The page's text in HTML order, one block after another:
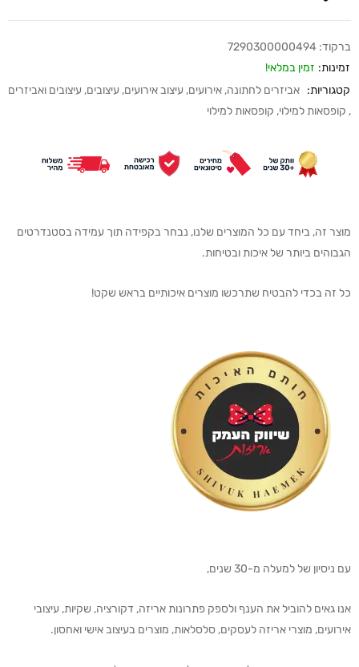
ברקוד: 7290300000494
זמינות: זמין במלאי!
קטגוריות: אביזרים לחתונה, אירועים, עיצוב אירועים, עיצובים, עיצובים ואביזרים
, קופסאות למילוי, קופסאות למילוי
מוצר זה, ביחד עם כל המוצרים שלנו, נבחר בקפידה תוך עמידה בסטנדרטים
הגבוהים ביותר של איכות ובטיחות.
כל זה בכדי להבטיח שתרכשו מוצרים איכותיים בראש שקט!
עם ניסיון של למעלה מ-30 שנים,
אנו גאים להוביל את הענף ולספק פתרונות אריזה, דקורציה, שקיות, עיצובי
אירועים, מוצרי אריזה לעסקים, סלסלאות, מוצרים בעיצוב אישי ואחסון.